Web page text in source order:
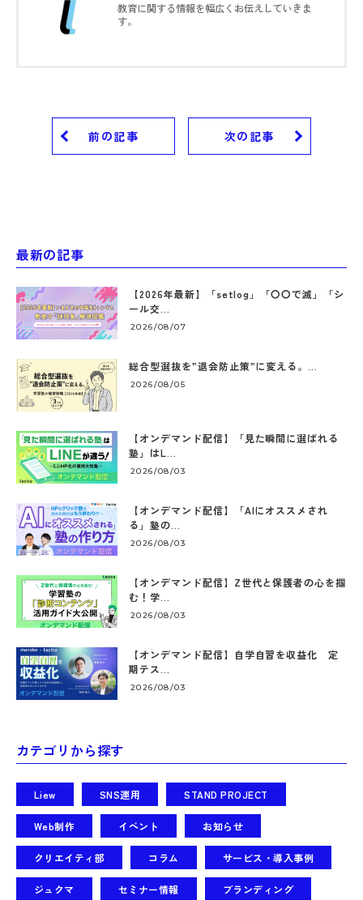
教育に関する情報を幅広くお伝えしていきま
す。
前の記事 次の記事
最新の記事
【2026年最新】「setlog」「〇〇で滅」「シ
ール交...
2026/08/07
総合型選抜を”退会防止策”に変える。...
2026/08/05
【オンデマンド配信】「見た瞬間に選ばれる
塾」はL...
2026/08/03
【オンデマンド配信】「AIにオススメされ
る」塾の...
2026/08/03
【オンデマンド配信】Z世代と保護者の心を掴
む！学...
2026/08/03
【オンデマンド配信】自学自習を収益化 定
期テス...
2026/08/03
カテゴリから探す
Liew SNS運用 STAND PROJECT
Web制作 イベント お知らせ
クリエイティ部 コラム サービス・導入事例
ジュクマ セミナー情報 ブランディング